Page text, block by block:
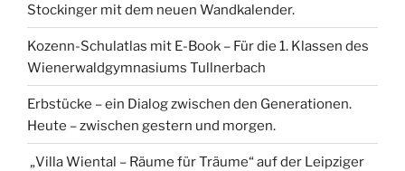
Stockinger mit dem neuen Wandkalender.
Kozenn-Schulatlas mit E-Book – Für die 1. Klassen des
Wienerwaldgymnasiums Tullnerbach
Erbstücke – ein Dialog zwischen den Generationen.
Heute – zwischen gestern und morgen.
„Villa Wiental – Räume für Träume“ auf der Leipziger